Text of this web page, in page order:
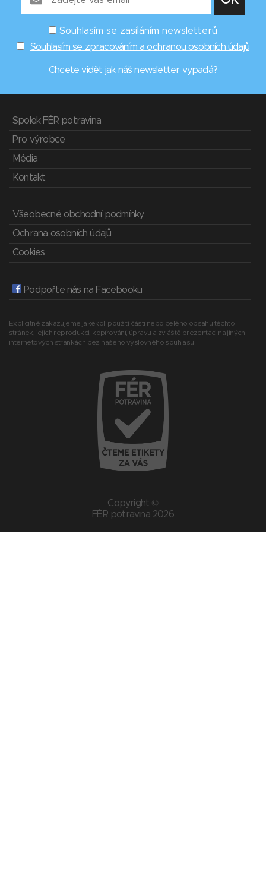
Souhlasím se zasíláním newsletterů
Souhlasím se zpracováním a ochranou osobních údajů
Chcete vidět jak náš newsletter vypadá?
Spolek FÉR potravina
Pro výrobce
Média
Kontakt
Všeobecné obchodní podmínky
Ochrana osobních údajů
Cookies
Podpořte nás na Facebooku
Explicitně zakazujeme jakékoli použití části nebo celého obsahu těchto
stránek, jejich reprodukci, kopírování, úpravu a zvláště prezentaci na jiných
internetových stránkách bez našeho výslovného souhlasu.
Copyright ©
FÉR potravina 2026